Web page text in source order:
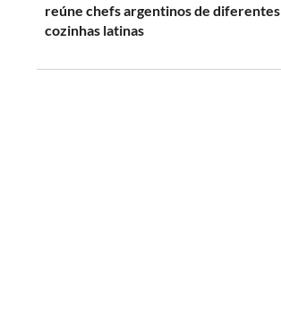
reúne chefs argentinos de diferentes
cozinhas latinas